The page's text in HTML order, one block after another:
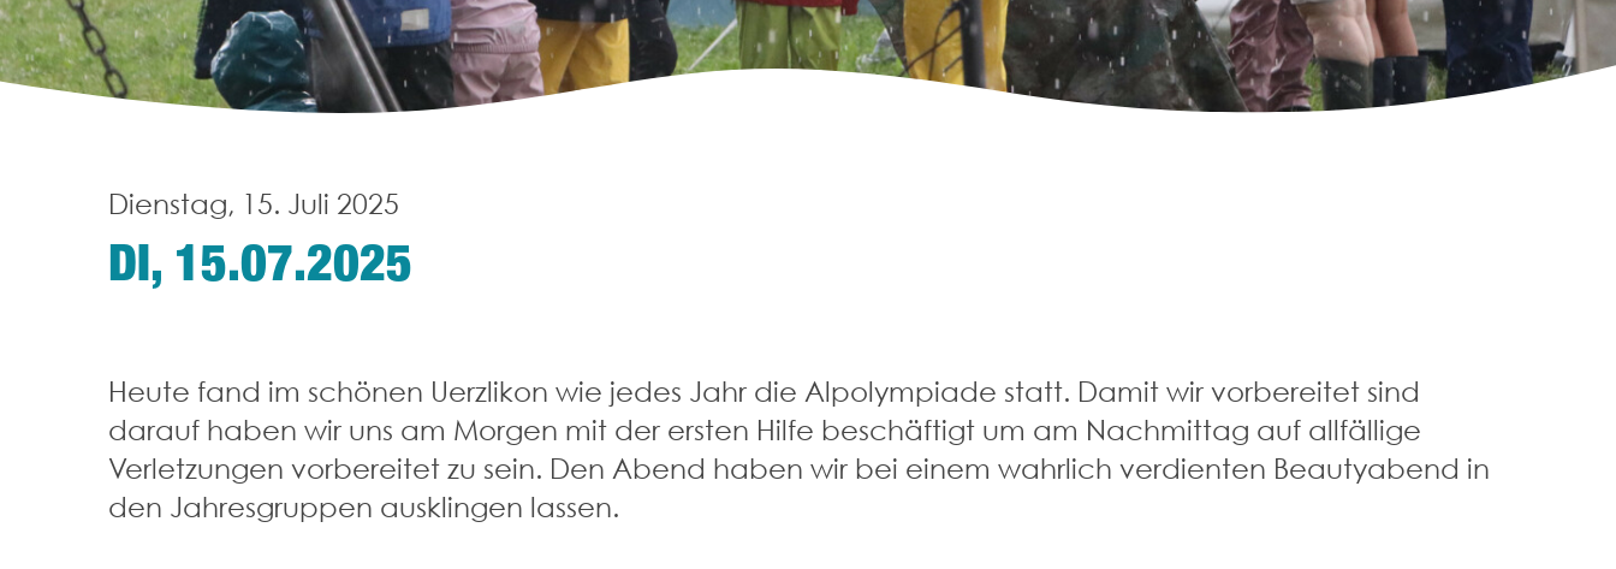
Dienstag, 15. Juli 2025
DI, 15.07.2025
Heute fand im schönen Uerzlikon wie jedes Jahr die Alpolympiade statt. Damit wir vorbereitet sind
darauf haben wir uns am Morgen mit der ersten Hilfe beschäftigt um am Nachmittag auf allfällige
Verletzungen vorbereitet zu sein. Den Abend haben wir bei einem wahrlich verdienten Beautyabend in
den Jahresgruppen ausklingen lassen.